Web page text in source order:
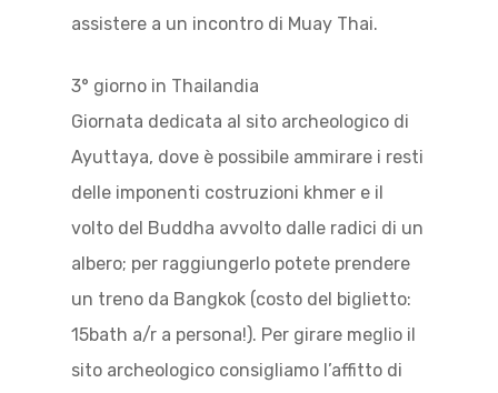
assistere a un incontro di Muay Thai.
3° giorno in Thailandia
Giornata dedicata al sito archeologico di
Ayuttaya, dove è possibile ammirare i resti
delle imponenti costruzioni khmer e il
volto del Buddha avvolto dalle radici di un
albero; per raggiungerlo potete prendere
un treno da Bangkok (costo del biglietto:
15bath a/r a persona!). Per girare meglio il
sito archeologico consigliamo l’affitto di